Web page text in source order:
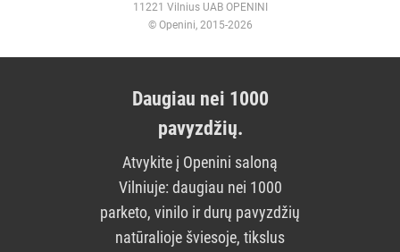
11221 Vilnius UAB OPENINI
© Openini, 2015-2026
Daugiau nei 1000
pavyzdžių.
Atvykite į Openini saloną
Vilniuje: daugiau nei 1000
parketo, vinilo ir durų pavyzdžių
natūralioje šviesoje, tikslus